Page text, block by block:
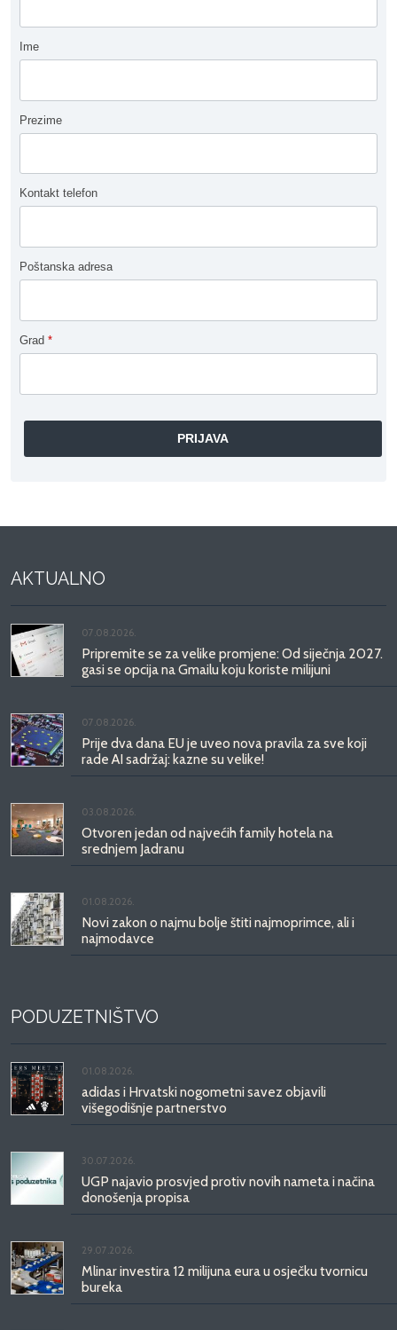
Ime
Prezime
Kontakt telefon
Poštanska adresa
Grad *
AKTUALNO
07.08.2026.
Pripremite se za velike promjene: Od siječnja 2027.
gasi se opcija na Gmailu koju koriste milijuni
07.08.2026.
Prije dva dana EU je uveo nova pravila za sve koji
rade AI sadržaj: kazne su velike!
03.08.2026.
Otvoren jedan od najvećih family hotela na
srednjem Jadranu
01.08.2026.
Novi zakon o najmu bolje štiti najmoprimce, ali i
najmodavce
PODUZETNIŠTVO
01.08.2026.
adidas i Hrvatski nogometni savez objavili
višegodišnje partnerstvo
30.07.2026.
UGP najavio prosvjed protiv novih nameta i načina
donošenja propisa
29.07.2026.
Mlinar investira 12 milijuna eura u osječku tvornicu
bureka